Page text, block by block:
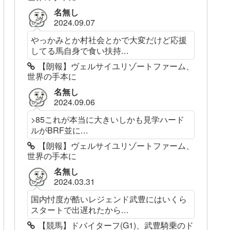
名無し
2024.09.07
やっかみとか村社会とかで大変だけど応援
してる馬自身で食い扶持...
【朗報】ヴェルサイユリゾートファーム、
世界の手本に
名無し
2024.09.06
>85これが本当に大きいしかも見学ハード
ルがBRF並に...
【朗報】ヴェルサイユリゾートファーム、
世界の手本に
名無し
2024.03.31
国内忖度が酷いレジェンド武豊にはいくら
スタートで出遅れたから...
【競馬】ドバイターフ(G1)、武豊騎乗のド